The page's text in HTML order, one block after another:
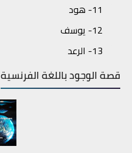
11- هود
12- يوسف
13- الرعد
14- إبراهيم
15- الحجر
قصة الوجود باللغة الفرنسية